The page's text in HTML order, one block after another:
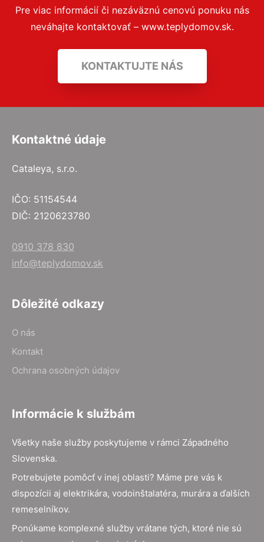
Pre viac informácií či nezáväznú cenovú ponuku nás
neváhajte kontaktovať – www.teplydomov.sk.
KONTAKTUJTE NÁS
Kontaktné údaje
Cataleya, s.r.o.
IČO: 51154544
DIČ: 2120623780
0910 378 830
info@teplydomov.sk
Dôležité odkazy
O nás
Kontakt
Ochrana osobných údajov
Informácie k službám
Všetky naše služby poskytujeme v rámci Západného
Slovenska.
Potrebujete pomôcť v inej oblasti? Máme pre vás k
dispozícii aj elektrikára, vodoinštalatéra, murára a ďalších
remeselníkov.
Ponúkame komplexné služby vrátane tých, ktoré nie sú